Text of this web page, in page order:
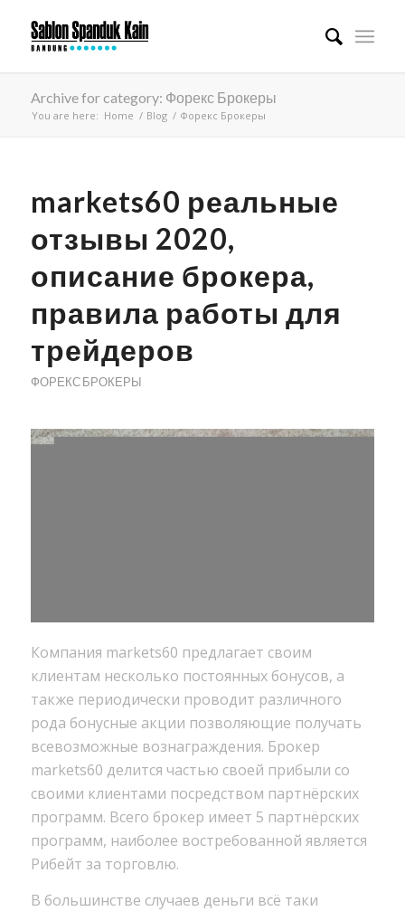
Archive for category: Форекс Брокеры
You are here: Home / Blog / Форекс Брокеры
markets60 реальные
отзывы 2020,
описание брокера,
правила работы для
трейдеров
ФОРЕКС БРОКЕРЫ
Компания markets60 предлагает своим
клиентам несколько постоянных бонусов, а
также периодически проводит различного
рода бонусные акции позволяющие получать
всевозможные вознаграждения. Брокер
markets60 делится частью своей прибыли со
своими клиентами посредством партнёрских
программ. Всего брокер имеет 5 партнёрских
программ, наиболее востребованной является
Рибейт за торговлю.
В большинстве случаев деньги всё таки